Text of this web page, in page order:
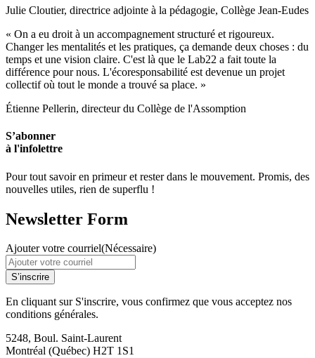
Julie Cloutier, directrice adjointe à la pédagogie, Collège Jean-Eudes
« On a eu droit à un accompagnement structuré et rigoureux.
Changer les mentalités et les pratiques, ça demande deux choses : du
temps et une vision claire. C'est là que le Lab22 a fait toute la
différence pour nous. L'écoresponsabilité est devenue un projet
collectif où tout le monde a trouvé sa place. »
Étienne Pellerin, directeur du Collège de l'Assomption
S’abonner
à l'infolettre
Pour tout savoir en primeur et rester dans le mouvement. Promis, des
nouvelles utiles, rien de superflu !
Newsletter Form
Ajouter votre courriel(Nécessaire)
S’inscrire
En cliquant sur S'inscrire, vous confirmez que vous acceptez nos
conditions générales.
5248, Boul. Saint-Laurent
Montréal (Québec) H2T 1S1